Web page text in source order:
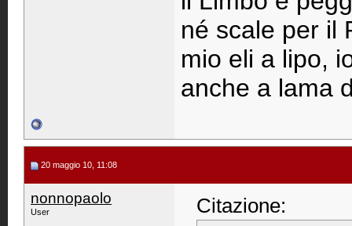
né scale per il
mio eli a lipo,
anche a lama
20 maggio 10, 11:08
nonnopaolo
User Citazione: